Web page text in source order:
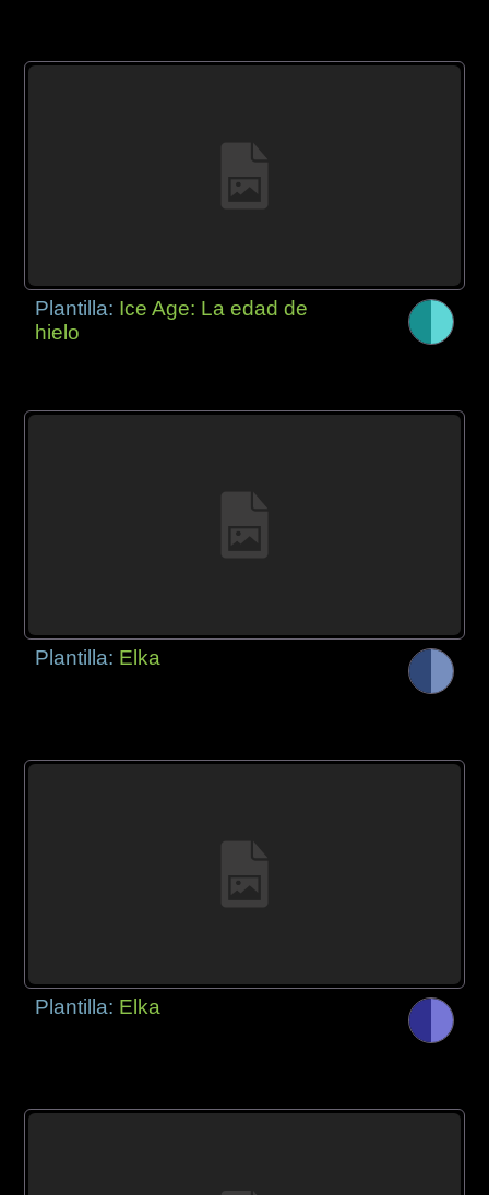
Plantilla: Ice Age: La edad de
hielo
Plantilla: Elka
Plantilla: Elka